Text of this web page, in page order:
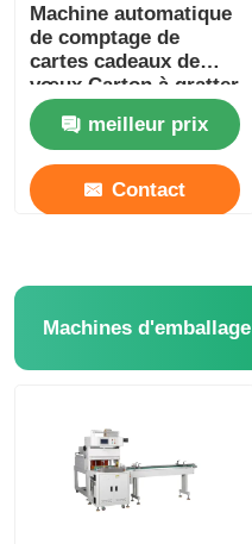
Machine automatique
de comptage de
cartes cadeaux de
vœux Carton à gratter
machine d'emballage
d'oreiller alimentaire
meilleur prix
Contact
Machines d'emballage